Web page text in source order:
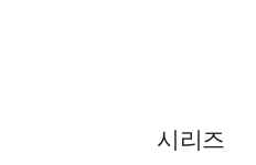
시리즈